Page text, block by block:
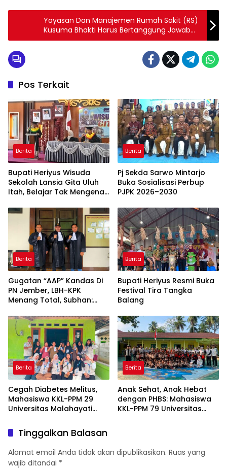
Yayasan Dan Manajemen Rumah Sakit (RS)
Kusuma Bhakti Harus Bertanggung Jawab
Penuhi Hak-Hak Karyawan
Pos Terkait
Berita
Bupati Heriyus Wisuda
Sekolah Lansia Gita Uluh
Itah, Belajar Tak Mengenal
Berita
Pj Sekda Sarwo Mintarjo
Buka Sosialisasi Perbup
PJPK 2026–2030
Berita
Gugatan “AAP” Kandas Di
PN Jember, LBH-KPK
Menang Total, Subhan:
Berita
Bupati Heriyus Resmi Buka
Festival Tira Tangka
Balang
Berita
Cegah Diabetes Melitus,
Mahasiswa KKL-PPM 29
Universitas Malahayati
Berbasis Data Cek
Kesehatan Gratis di RW 06
Kelurahan Banjarsari
Berita
Anak Sehat, Anak Hebat
dengan PHBS: Mahasiswa
KKL-PPM 79 Universitas
Tinggalkan Balasan
Alamat email Anda tidak akan dipublikasikan. Ruas yang
wajib ditandai *